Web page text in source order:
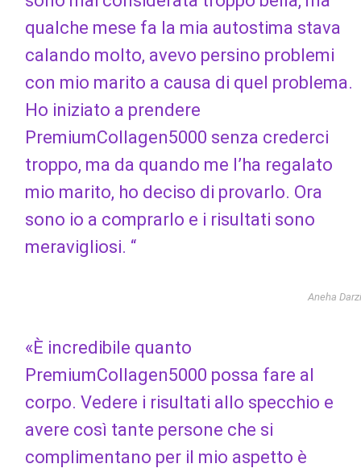
qualche mese fa la mia autostima stava
calando molto, avevo persino problemi
con mio marito a causa di quel problema.
Ho iniziato a prendere
PremiumCollagen5000 senza crederci
troppo, ma da quando me l’ha regalato
mio marito, ho deciso di provarlo. Ora
sono io a comprarlo e i risultati sono
meravigliosi. “
Aneha Darzi
«È incredibile quanto
PremiumCollagen5000 possa fare al
corpo. Vedere i risultati allo specchio e
avere così tante persone che si
complimentano per il mio aspetto è